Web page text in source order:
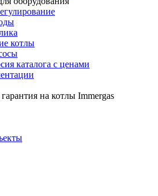
котлы
каталога с ценами
на котлы Immergas